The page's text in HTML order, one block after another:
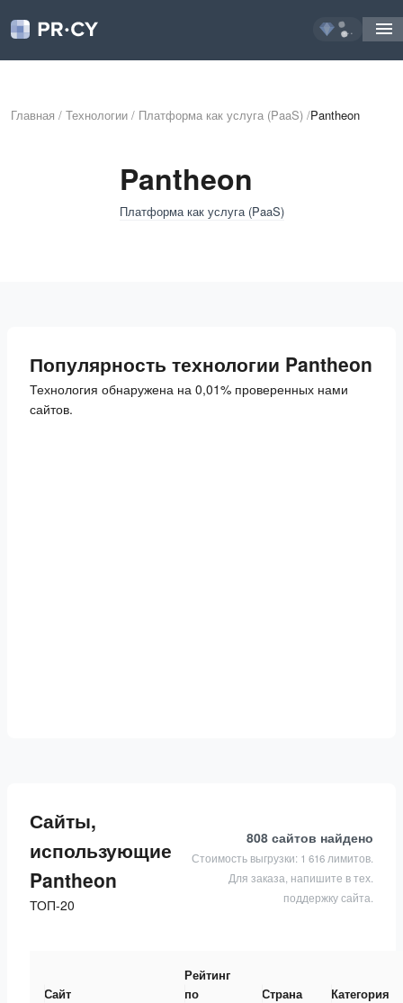
...
Главная / Технологии / Платформа как услуга (PaaS) /Pantheon
Pantheon
Платформа как услуга (PaaS)
Популярность технологии Pantheon
Технология обнаружена на 0,01% проверенных нами
сайтов.
Сайты,
использующие
Pantheon
ТОП-20
808 сайтов найдено
Стоимость выгрузки: 1 616 лимитов.
Для заказа, напишите в тех.
поддержку сайта.
Сайт
Рейтинг
по
Страна Категория